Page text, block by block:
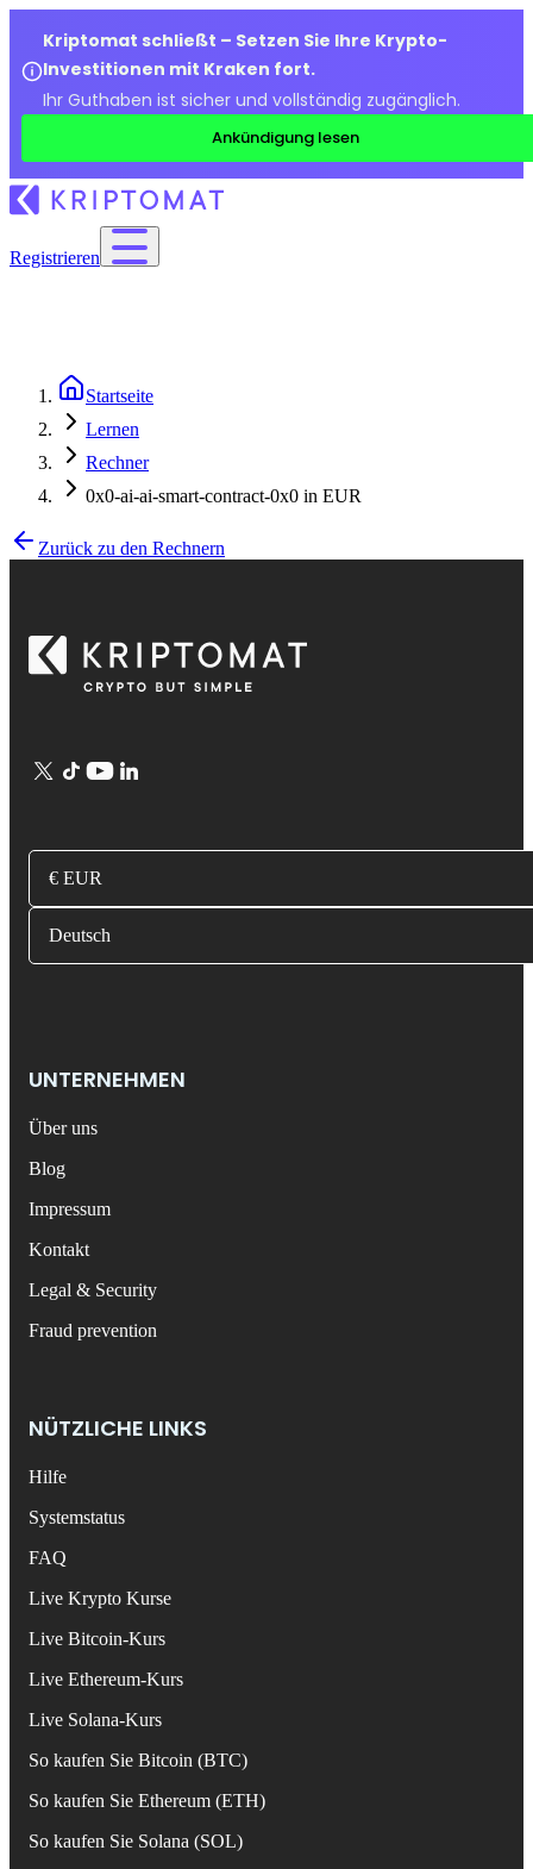
Kriptomat schließt – Setzen Sie Ihre Krypto-
Investitionen mit Kraken fort.
Ihr Guthaben ist sicher und vollständig zugänglich.
Ankündigung lesen
Registrieren
Startseite
Lernen
Rechner
0x0-ai-ai-smart-contract-0x0 in EUR
Zurück zu den Rechnern
€ EUR
Deutsch
UNTERNEHMEN
Über uns
Blog
Impressum
Kontakt
Legal & Security
Fraud prevention
NÜTZLICHE LINKS
Hilfe
Systemstatus
FAQ
Live Krypto Kurse
Live Bitcoin-Kurs
Live Ethereum-Kurs
Live Solana-Kurs
So kaufen Sie Bitcoin (BTC)
So kaufen Sie Ethereum (ETH)
So kaufen Sie Solana (SOL)